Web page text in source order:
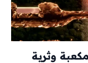
وثرية